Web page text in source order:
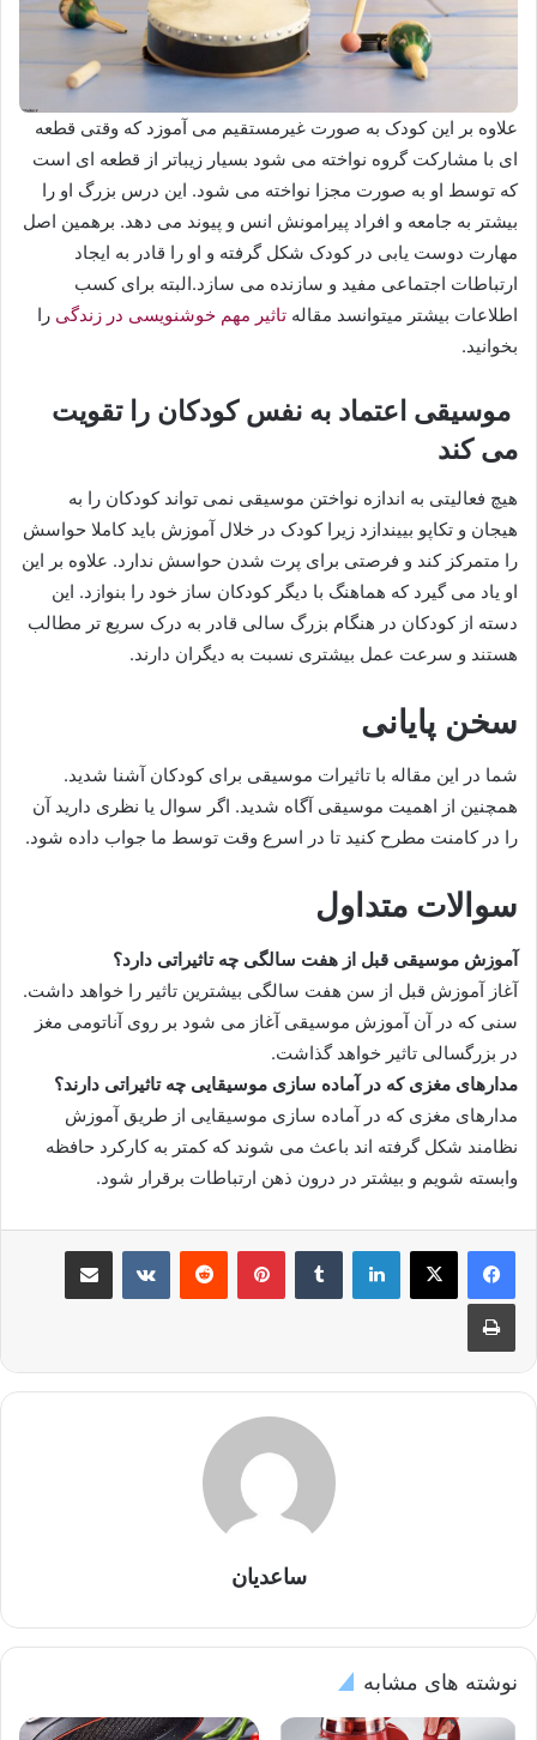
علاوه بر این کودک به صورت غیرمستقیم می آموزد که وقتی قطعه
ای با مشارکت گروه نواخته می شود بسیار زیباتر از قطعه ای است
که توسط او به صورت مجزا نواخته می شود. این درس بزرگ او را
بیشتر به جامعه و افراد پیرامونش انس و پیوند می دهد. برهمین اصل
مهارت دوست یابی در کودک شکل گرفته و او را قادر به ایجاد
ارتباطات اجتماعی مفید و سازنده می سازد.البته برای کسب
اطلاعات بیشتر میتوانسد مقاله تاثیر مهم خوشنویسی در زندگی را
بخوانید.
موسیقی اعتماد به نفس کودکان را تقویت
می کند
هیچ فعالیتی به اندازه نواختن موسیقی نمی تواند کودکان را به
هیجان و تکاپو بییندازد زیرا کودک در خلال آموزش باید کاملا حواسش
را متمرکز کند و فرصتی برای پرت شدن حواسش ندارد. علاوه بر این
او یاد می گیرد که هماهنگ با دیگر کودکان ساز خود را بنوازد. این
دسته از کودکان در هنگام بزرگ سالی قادر به درک سریع تر مطالب
هستند و سرعت عمل بیشتری نسبت به دیگران دارند.
سخن پایانی
شما در این مقاله با تاثیرات موسیقی برای کودکان آشنا شدید.
همچنین از اهمیت موسیقی آگاه شدید. اگر سوال یا نظری دارید آن
را در کامنت مطرح کنید تا در اسرع وقت توسط ما جواب داده شود.
سوالات متداول
آموزش موسیقی قبل از هفت سالگی چه تاثیراتی دارد؟
آغاز آموزش قبل از سن هفت سالگی بیشترین تاثیر را خواهد داشت.
سنی که در آن آموزش موسیقی آغاز می شود بر روی آناتومی مغز
در بزرگسالی تاثیر خواهد گذاشت.
مدارهای مغزی که در آماده سازی موسیقایی چه تاثیراتی دارند؟
مدارهای مغزی که در آماده سازی موسیقایی از طریق آموزش
نظامند شکل گرفته اند باعث می شوند که کمتر به کارکرد حافظه
وابسته شویم و بیشتر در درون ذهن ارتباطات برقرار شود.
لینکدین ‫تامبلر ‫پین‌ترست‫رددیت ‫VKontakteاشتراک گذاری از طریق ایمیل
چاپ
ساعدیان
نوشته های مشابه